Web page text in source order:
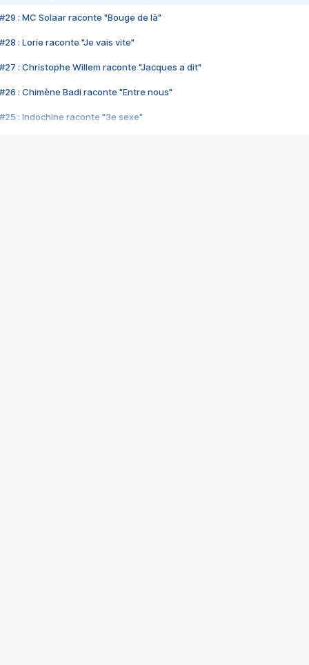
#29 : MC Solaar raconte "Bouge de là"
#28 : Lorie raconte "Je vais vite"
#27 : Christophe Willem raconte "Jacques a dit"
#26 : Chimène Badi raconte "Entre nous"
#25 : Indochine raconte "3e sexe"